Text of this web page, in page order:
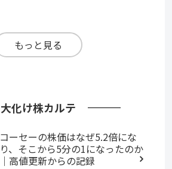
もっと見る
大化け株カルテ
コーセーの株価はなぜ5.2倍にな
り、そこから5分の1になったのか
｜高値更新からの記録